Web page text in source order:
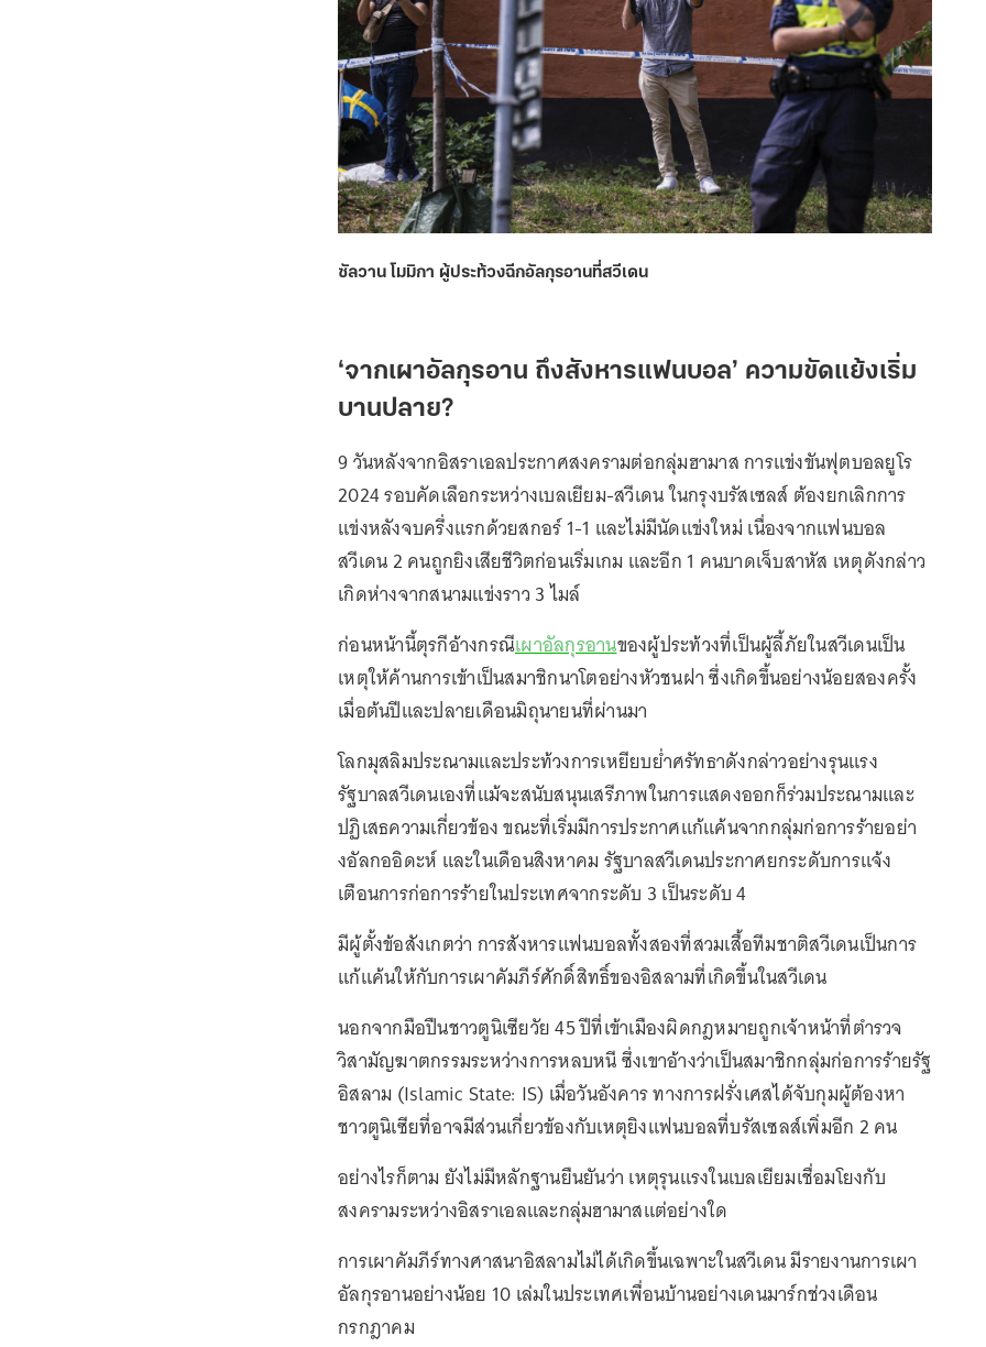
ซัลวาน โมมิกา ผู้ประท้วงฉีกอัลกุรอานที่สวีเดน
‘จากเผาอัลกุรอาน ถึงสังหารแฟนบอล’ ความขัดแย้งเริ่ม
บานปลาย?
9 วันหลังจากอิสราเอลประกาศสงครามต่อกลุ่มฮามาส การแข่งขันฟุตบอลยูโร
2024 รอบคัดเลือกระหว่างเบลเยียม-สวีเดน ในกรุงบรัสเซลส์ ต้องยกเลิกการ
แข่งหลังจบครึ่งแรกด้วยสกอร์ 1-1 และไม่มีนัดแข่งใหม่ เนื่องจากแฟนบอล
สวีเดน 2 คนถูกยิงเสียชีวิตก่อนเริ่มเกม และอีก 1 คนบาดเจ็บสาหัส เหตุดังกล่าว
เกิดห่างจากสนามแข่งราว 3 ไมล์
ก่อนหน้านี้ตุรกีอ้างกรณีเผาอัลกุรอานของผู้ประท้วงที่เป็นผู้ลี้ภัยในสวีเดนเป็น
เหตุให้ค้านการเข้าเป็นสมาชิกนาโตอย่างหัวชนฝา ซึ่งเกิดขึ้นอย่างน้อยสองครั้ง
เมื่อต้นปีและปลายเดือนมิถุนายนที่ผ่านมา
โลกมุสลิมประณามและประท้วงการเหยียบย่ำศรัทธาดังกล่าวอย่างรุนแรง
รัฐบาลสวีเดนเองที่แม้จะสนับสนุนเสรีภาพในการแสดงออกก็ร่วมประณามและ
ปฏิเสธความเกี่ยวข้อง ขณะที่เริ่มมีการประกาศแก้แค้นจากกลุ่มก่อการร้ายอย่า
งอัลกออิดะห์ และในเดือนสิงหาคม รัฐบาลสวีเดนประกาศยกระดับการแจ้ง
เตือนการก่อการร้ายในประเทศจากระดับ 3 เป็นระดับ 4
มีผู้ตั้งข้อสังเกตว่า การสังหารแฟนบอลทั้งสองที่สวมเสื้อทีมชาติสวีเดนเป็นการ
แก้แค้นให้กับการเผาคัมภีร์ศักดิ์สิทธิ์ของอิสลามที่เกิดขึ้นในสวีเดน
นอกจากมือปืนชาวตูนิเซียวัย 45 ปีที่เข้าเมืองผิดกฎหมายถูกเจ้าหน้าที่ตำรวจ
วิสามัญฆาตกรรมระหว่างการหลบหนี ซึ่งเขาอ้างว่าเป็นสมาชิกกลุ่มก่อการร้ายรัฐ
อิสลาม (Islamic State: IS) เมื่อวันอังคาร ทางการฝรั่งเศสได้จับกุมผู้ต้องหา
ชาวตูนิเซียที่อาจมีส่วนเกี่ยวข้องกับเหตุยิงแฟนบอลที่บรัสเซลส์เพิ่มอีก 2 คน
อย่างไรก็ตาม ยังไม่มีหลักฐานยืนยันว่า เหตุรุนแรงในเบลเยียมเชื่อมโยงกับ
สงครามระหว่างอิสราเอลและกลุ่มฮามาสแต่อย่างใด
การเผาคัมภีร์ทางศาสนาอิสลามไม่ได้เกิดขึ้นเฉพาะในสวีเดน มีรายงานการเผา
อัลกุรอานอย่างน้อย 10 เล่มในประเทศเพื่อนบ้านอย่างเดนมาร์กช่วงเดือน
กรกฎาคม